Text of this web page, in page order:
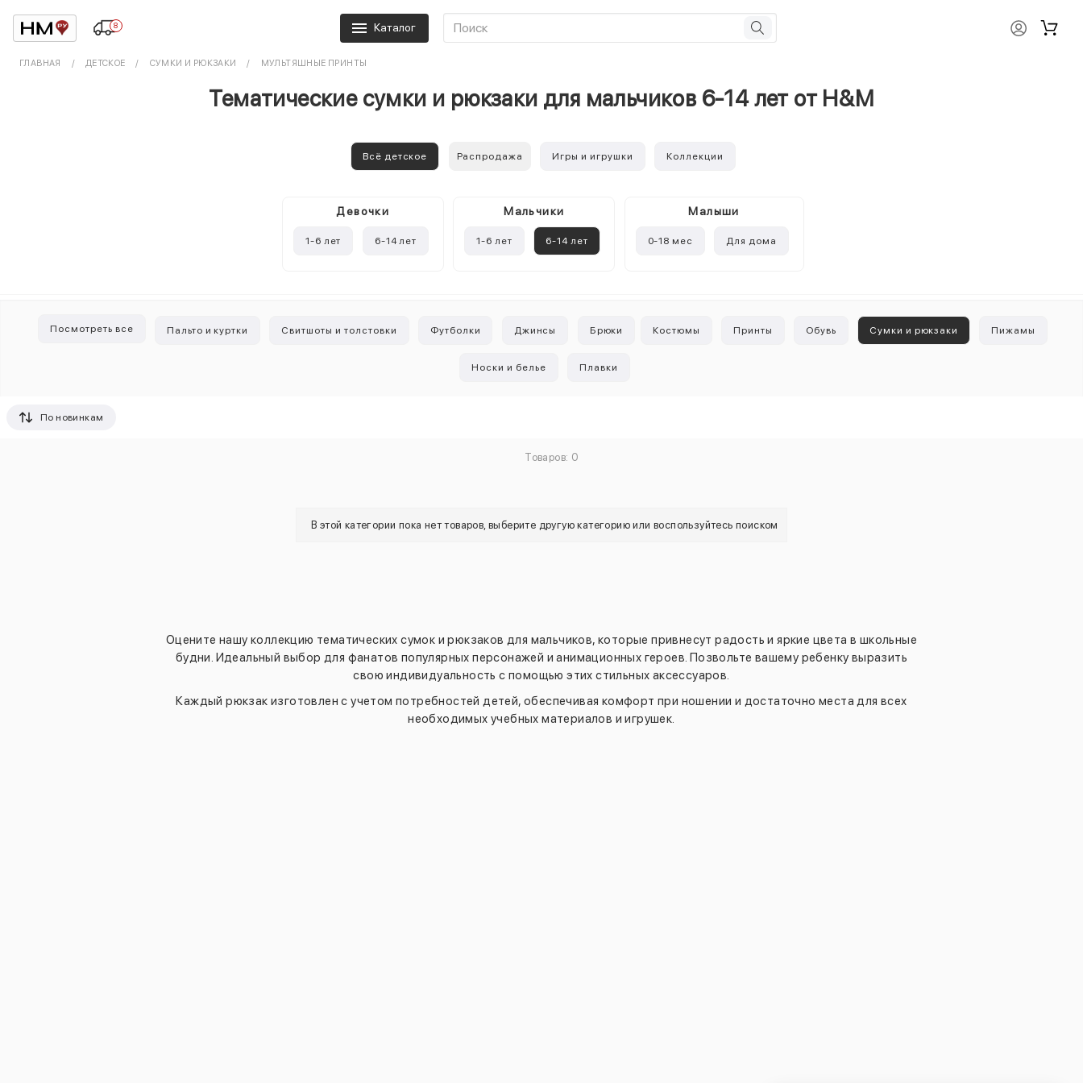
8 Каталог
ГЛАВНАЯ ДЕТСКОЕ СУМКИ И РЮКЗАКИ МУЛЬТЯШНЫЕ ПРИНТЫ
Тематические сумки и рюкзаки для мальчиков 6-14 лет от H&M
Всё детское Распродажа Игры и игрушки Коллекции
Девочки
1-6 лет 6-14 лет
Mальчики
1-6 лет 6-14 лет
Малыши
0-18 мес Для дома
Посмотреть все Пальто и куртки Свитшоты и толстовки Футболки Джинсы Брюки Костюмы Принты Обувь Сумки и рюкзаки Пижамы
Носки и белье Плавки
По новинкам
Товаров: 0
В этой категории пока нет товаров, выберите другую категорию или воспользуйтесь поиском
Оцените нашу коллекцию тематических сумок и рюкзаков для мальчиков, которые привнесут радость и яркие цвета в школьные
будни. Идеальный выбор для фанатов популярных персонажей и анимационных героев. Позвольте вашему ребенку выразить
свою индивидуальность с помощью этих стильных аксессуаров.
Каждый рюкзак изготовлен с учетом потребностей детей, обеспечивая комфорт при ношении и достаточно места для всех
необходимых учебных материалов и игрушек.